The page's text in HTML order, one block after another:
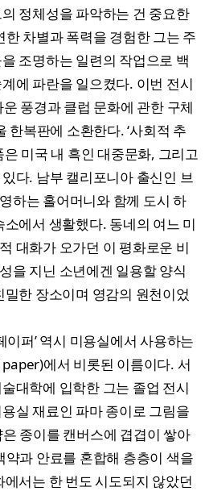
정체성을 파악하는 건 중요한
차별과 폭력을 경험한 그는 주
조명하는 일련의 작업으로 백
에 파란을 일으켰다. 이번 전시
풍경과 클럽 문화에 관한 구체
한복판에 소환한다. ‘사회적 추
은 미국 내 흑인 대중문화, 그리고
다. 남부 캘리포니아 출신인 브
하는 홀어머니와 함께 도시 하
에서 생활했다. 동네의 여느 미
대화가 오가던 이 평화로운 비
을 지닌 소년에겐 일용할 양식
한 장소이며 영감의 원천이었
이퍼’ 역시 미용실에서 사용하는
에서 비롯된 이름이다. 서
대학에 입학한 그는 졸업 전시
실 재료인 파마 종이로 그림을
종이를 캔버스에 겹겹이 쌓아
과 안료를 혼합해 층층이 색을
서는 한 번도 시도되지 않았던